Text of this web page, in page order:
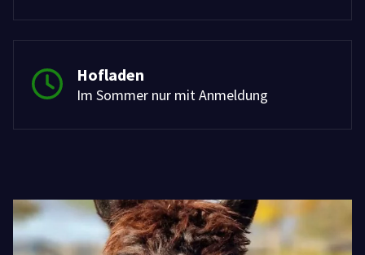
Hofladen
Im Sommer nur mit Anmeldung